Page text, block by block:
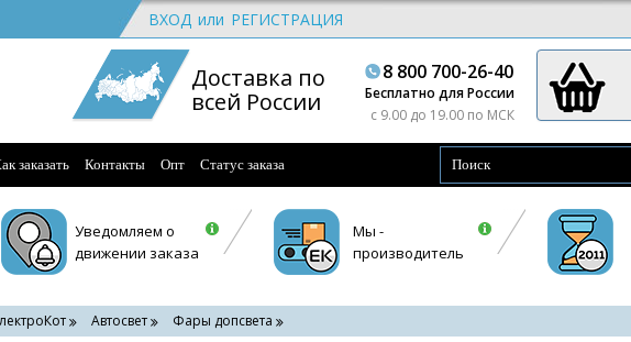
ВХОД или РЕГИСТРАЦИЯ
Доставка по
всей России
8 800 700-26-40
Бесплатно для России
c 9.00 до 19.00 по МСК
заказать Контакты Опт Статус заказа
Уведомляем о
движении заказа
Мы -
производитель
Автосвет Фары допсвета